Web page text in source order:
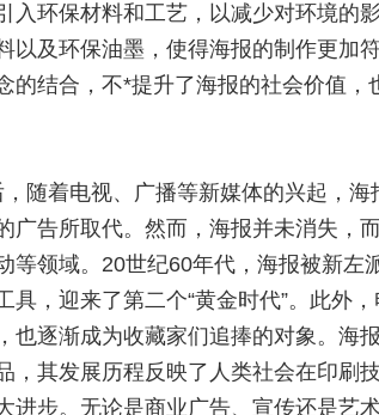
入环保材料和工艺，以减少对环境的
以及环保油墨，使得海报的制作更加
的结合，不*提升了海报的社会价值，
随着电视、广播等新媒体的兴起，海
广告所取代。然而，海报并未消失，而
等领域。20世纪60年代，海报被新左
具，迎来了第二个“黄金时代”。此外
也逐渐成为收藏家们追捧的对象。海
，其发展历程反映了人类社会在印刷
进步。无论是商业广告、宣传还是艺